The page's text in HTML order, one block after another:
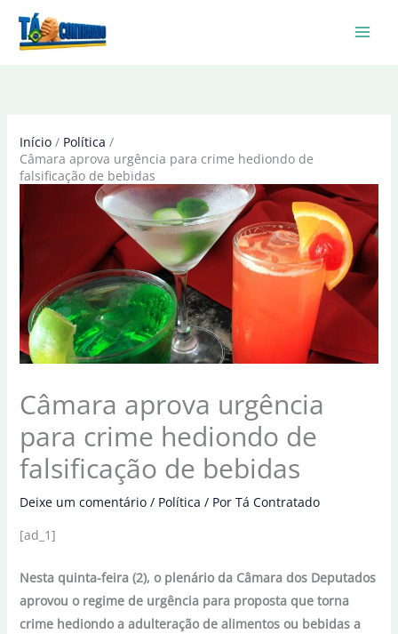
Início
Política
Câmara aprova urgência para crime hediondo de
falsificação de bebidas
Câmara aprova urgência
para crime hediondo de
falsificação de bebidas
Deixe um comentário / Política / Por Tá Contratado
[ad_1]
Nesta quinta-feira (2), o plenário da Câmara dos Deputados
aprovou o regime de urgência para proposta que torna
crime hediondo a adulteração de alimentos ou bebidas a